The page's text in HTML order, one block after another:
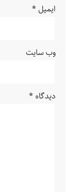
ایمیل *
وب‌ سایت
دیدگاه *